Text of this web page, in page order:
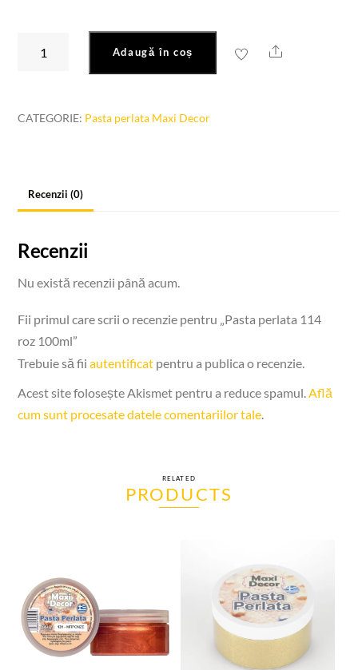
Adaugă în coș Share
CATEGORIE: Pasta perlata Maxi Decor
Recenzii (0)
Recenzii
Nu există recenzii până acum.
Fii primul care scrii o recenzie pentru „Pasta perlata 114
roz 100ml”
Trebuie să fiiautentificat pentru a publica o recenzie.
Acest site folosește Akismet pentru a reduce spamul.Află
cum sunt procesate datele comentariilor tale.
RELATED
PRODUCTS